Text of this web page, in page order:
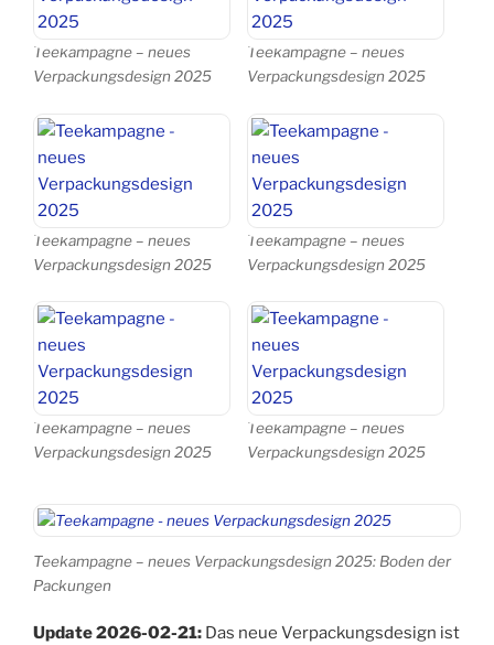
Teekampagne – neues
Verpackungsdesign 2025
Teekampagne – neues
Verpackungsdesign 2025
Teekampagne – neues
Verpackungsdesign 2025
Teekampagne – neues
Verpackungsdesign 2025
Teekampagne – neues
Verpackungsdesign 2025
Teekampagne – neues
Verpackungsdesign 2025
Teekampagne – neues Verpackungsdesign 2025: Boden der
Packungen
Update 2026-02-21: Das neue Verpackungsdesign ist